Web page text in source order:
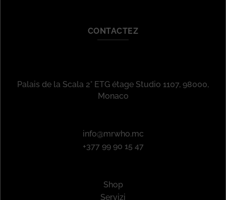
CONTACTEZ
Palais de la Scala 2° ETG étage Studio 1107, 98000,
Monaco
info@mrwho.mc
+377 99 90 15 47
Shop
Servizi